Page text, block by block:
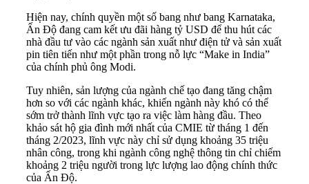
Hiện nay, chính quyền một số bang như bang Karnataka,
Ấn Độ đang cam kết ưu đãi hàng tỷ USD để thu hút các
nhà đầu tư vào các ngành sản xuất như điện tử và sản xuất
pin tiên tiến như một phần trong nỗ lực “Make in India”
của chính phủ ông Modi.
Tuy nhiên, sản lượng của ngành chế tạo đang tăng chậm
hơn so với các ngành khác, khiến ngành này khó có thể
sớm trở thành lĩnh vực tạo ra việc làm hàng đầu. Theo
khảo sát hộ gia đình mới nhất của CMIE từ tháng 1 đến
tháng 2/2023, lĩnh vực này chỉ sử dụng khoảng 35 triệu
nhân công, trong khi ngành công nghệ thông tin chỉ chiếm
khoảng 2 triệu người trong lực lượng lao động chính thức
của Ấn Độ.